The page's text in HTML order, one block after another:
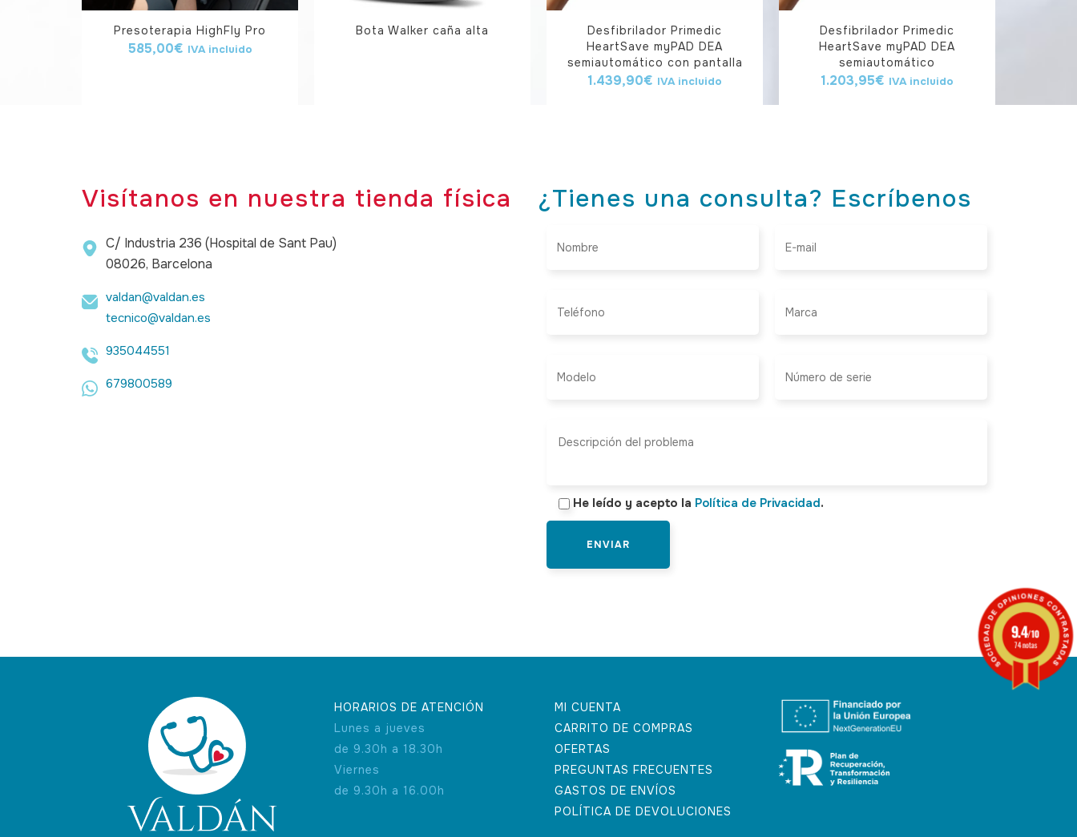
Presoterapia HighFly Pro
585,00€ IVA incluido
Bota Walker caña alta
Desfibrilador Primedic
HeartSave myPAD DEA
semiautomático con pantalla
1.439,90€ IVA incluido
Desfibrilador Primedic
HeartSave myPAD DEA
semiautomático
1.203,95€ IVA incluido
Visítanos en nuestra tienda física
C/ Industria 236 (Hospital de Sant Pau)
08026, Barcelona
valdan@valdan.es
tecnico@valdan.es
935044551
679800589
¿Tienes una consulta? Escríbenos
He leído y acepto la Política de Privacidad.
HORARIOS DE ATENCIÓN
Lunes a jueves
de 9.30h a 18.30h
Viernes
de 9.30h a 16.00h
MI CUENTA
CARRITO DE COMPRAS
OFERTAS
PREGUNTAS FRECUENTES
GASTOS DE ENVÍOS
POLÍTICA DE DEVOLUCIONES
9.4/10
74 notas